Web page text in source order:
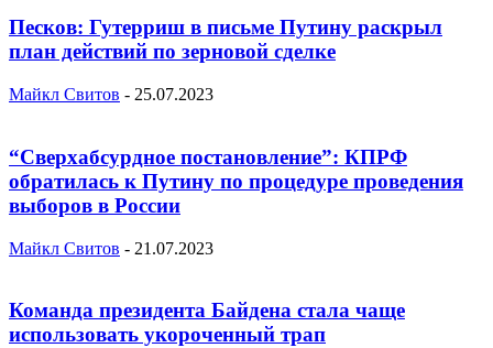
Песков: Гутерриш в письме Путину раскрыл
план действий по зерновой сделке
Майкл Свитов - 25.07.2023
“Сверхабсурдное постановление”: КПРФ
обратилась к Путину по процедуре проведения
выборов в России
Майкл Свитов - 21.07.2023
Команда президента Байдена стала чаще
использовать укороченный трап